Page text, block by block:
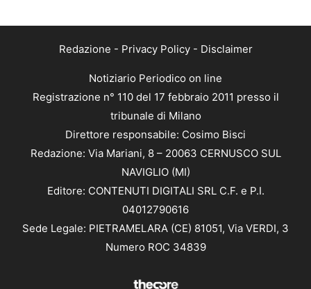
Redazione - Privacy Policy- Disclaimer
Notiziario Periodico on line
Registrazione n° 110 del 17 febbraio 2011 presso il
tribunale di Milano
Direttore responsabile: Cosimo Bisci
Redazione: Via Mariani, 8 – 20063 CERNUSCO SUL
NAVIGLIO (MI)
Editore: CONTENUTI DIGITALI SRL C.F. e P.I.
04012790616
Sede Legale: PIETRAMELARA (CE) 81051, Via VERDI, 3
Numero ROC 34839